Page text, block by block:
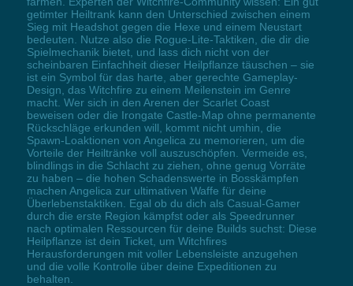
getimter Heiltrank kann den Unterschied zwischen einem
Sieg mit Headshot gegen die Hexe und einem Neustart
bedeuten. Nutze also die Rogue-Lite-Taktiken, die dir die
Spielmechanik bietet, und lass dich nicht von der
scheinbaren Einfachheit dieser Heilpflanze täuschen – sie
ist ein Symbol für das harte, aber gerechte Gameplay-
Design, das Witchfire zu einem Meilenstein im Genre
macht. Wer sich in den Arenen der Scarlet Coast
beweisen oder die Irongate Castle-Map ohne permanente
Rückschläge erkunden will, kommt nicht umhin, die
Spawn-Loaktionen von Angelica zu memorieren, um die
Vorteile der Heiltränke voll auszuschöpfen. Vermeide es,
blindlings in die Schlacht zu ziehen, ohne genug Vorräte
zu haben – die hohen Schadenswerte in Bosskämpfen
machen Angelica zur ultimativen Waffe für deine
Überlebenstaktiken. Egal ob du dich als Casual-Gamer
durch die erste Region kämpfst oder als Speedrunner
nach optimalen Ressourcen für deine Builds suchst: Diese
Heilpflanze ist dein Ticket, um Witchfires
Herausforderungen mit voller Lebensleiste anzugehen
und die volle Kontrolle über deine Expeditionen zu
behalten.